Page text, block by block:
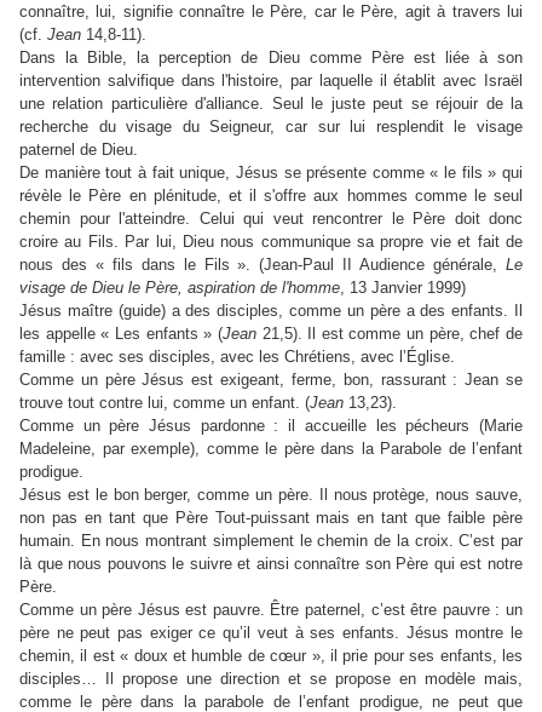
connaître, lui, signifie connaître le Père, car le Père, agit à travers lui
(cf. Jean 14,8-11).
Dans la Bible, la perception de Dieu comme Père est liée à son
intervention salvifique dans l'histoire, par laquelle il établit avec Israël
une relation particulière d'alliance. Seul le juste peut se réjouir de la
recherche du visage du Seigneur, car sur lui resplendit le visage
paternel de Dieu.
De manière tout à fait unique, Jésus se présente comme « le fils » qui
révèle le Père en plénitude, et il s'offre aux hommes comme le seul
chemin pour l'atteindre. Celui qui veut rencontrer le Père doit donc
croire au Fils. Par lui, Dieu nous communique sa propre vie et fait de
nous des « fils dans le Fils ». (Jean-Paul II Audience générale, Le
visage de Dieu le Père, aspiration de l'homme, 13 Janvier 1999)
Jésus maître (guide) a des disciples, comme un père a des enfants. Il
les appelle « Les enfants » (Jean21,5). Il est comme un père, chef de
famille : avec ses disciples, avec les Chrétiens, avec l’Église.
Comme un père Jésus est exigeant, ferme, bon, rassurant : Jean se
trouve tout contre lui, comme un enfant. (Jean 13,23).
Comme un père Jésus pardonne : il accueille les pécheurs (Marie
Madeleine, par exemple), comme le père dans la Parabole de l’enfant
prodigue.
Jésus est le bon berger, comme un père. Il nous protège, nous sauve,
non pas en tant que Père Tout-puissant mais en tant que faible père
humain. En nous montrant simplement le chemin de la croix. C’est par
là que nous pouvons le suivre et ainsi connaître son Père qui est notre
Père.
Comme un père Jésus est pauvre. Être paternel, c’est être pauvre : un
père ne peut pas exiger ce qu’il veut à ses enfants. Jésus montre le
chemin, il est « doux et humble de cœur », il prie pour ses enfants, les
disciples… Il propose une direction et se propose en modèle mais,
comme le père dans la parabole de l’enfant prodigue, ne peut que